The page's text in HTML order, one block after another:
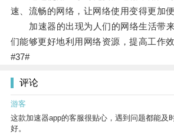
速、流畅的网络，让网络使用变得更加便
加速器的出现为人们的网络生活带来
们能够更好地利用网络资源，提高工作
#37#
评论
游客
这款加速器app的客服很贴心，遇到问题都能及
好。